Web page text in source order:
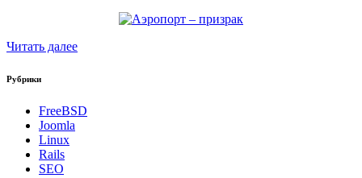
Читать далее
Рубрики
FreeBSD
Joomla
Linux
Rails
SEO